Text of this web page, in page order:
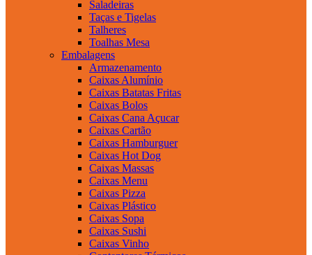
Saladeiras
Taças e Tigelas
Talheres
Toalhas Mesa
Embalagens
Armazenamento
Caixas Alumínio
Caixas Batatas Fritas
Caixas Bolos
Caixas Cana Açucar
Caixas Cartão
Caixas Hamburguer
Caixas Hot Dog
Caixas Massas
Caixas Menu
Caixas Pizza
Caixas Plástico
Caixas Sopa
Caixas Sushi
Caixas Vinho